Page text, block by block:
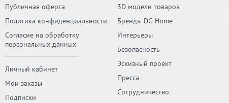
Публичная оферта
Политика конфиденциальности
Согласие на обработку
персональных данных
Личный кабинет
Мои заказы
Подписки
3D модели товаров
Бренды DG Home
Интерьеры
Безопасность
Эскизный проект
Пресса
Сотрудничество